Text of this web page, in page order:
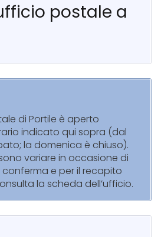
postale a
di Portile è aperto
indicato qui sopra (dal
la domenica è chiuso).
variare in occasione di
e per il recapito
la scheda dell’ufficio.